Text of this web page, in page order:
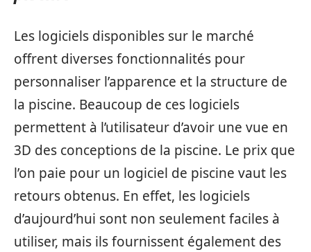
Les logiciels disponibles sur le marché
offrent diverses fonctionnalités pour
personnaliser l’apparence et la structure de
la piscine. Beaucoup de ces logiciels
permettent à l’utilisateur d’avoir une vue en
3D des conceptions de la piscine. Le prix que
l’on paie pour un logiciel de piscine vaut les
retours obtenus. En effet, les logiciels
d’aujourd’hui sont non seulement faciles à
utiliser, mais ils fournissent également des